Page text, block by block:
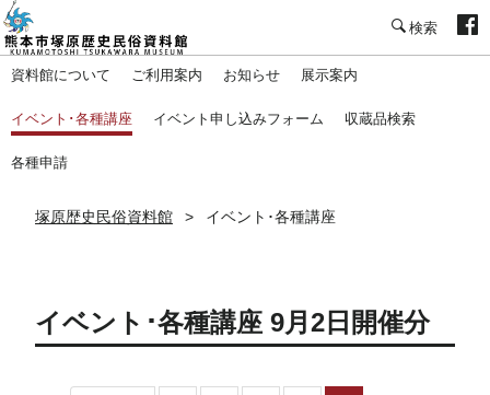
資料館について ご利用案内 お知らせ 展示案内
イベント･各種講座 イベント申し込みフォーム 収蔵品検索
各種申請
塚原歴史民俗資料館 イベント･各種講座
イベント･各種講座 9月2日開催分